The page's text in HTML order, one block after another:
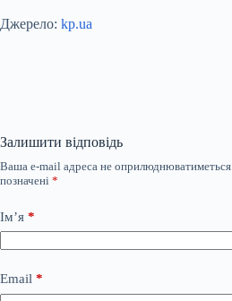
Джерело: kp.ua
Залишити відповідь
Ваша e-mail адреса не оприлюднюватиметься.
позначені *
Ім’я *
Email *